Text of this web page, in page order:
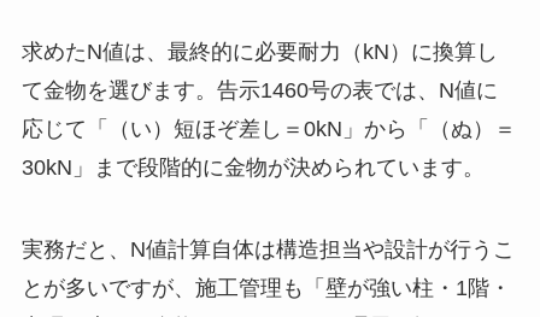
求めたN値は、最終的に必要耐力（kN）に換算し
て金物を選びます。告示1460号の表では、N値に
応じて「（い）短ほぞ差し＝0kN」から「（ぬ）＝
30kN」まで段階的に金物が決められています。
実務だと、N値計算自体は構造担当や設計が行うこ
とが多いですが、施工管理も「壁が強い柱・1階・